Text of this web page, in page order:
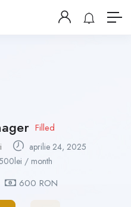
Filled
aprilie 24, 2025
lei / month
600 RON